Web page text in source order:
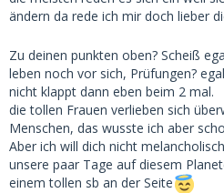
ändern da rede ich mir doch lieber
Zu deinen punkten oben? Scheiß
leben noch vor sich, Prüfungen?
nicht klappt dann eben beim 2 mal.
die tollen Frauen verlieben sich
Menschen, das wusste ich aber
Aber ich will dich nicht
unsere paar Tage auf diesem
einem tollen sb an der Seite